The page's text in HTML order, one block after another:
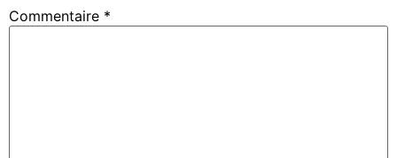
Commentaire *